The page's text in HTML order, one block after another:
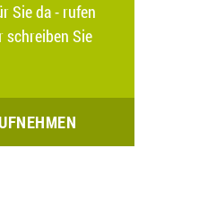
Sie da - rufen
schreiben Sie